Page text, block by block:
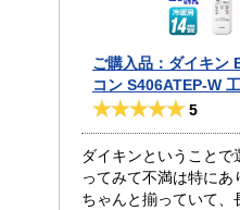
ご購入品：ダイキン
コン S406ATEP-W
5
ダイキンということで
ってみて不満は特に
ちゃんと揃っていて